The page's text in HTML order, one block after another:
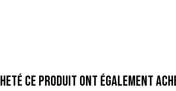
ce produit ont également